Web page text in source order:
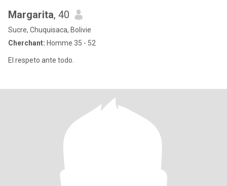
Margarita, 40
Sucre, Chuquisaca, Bolivie
Cherchant: Homme 35 - 52
El respeto ante todo.